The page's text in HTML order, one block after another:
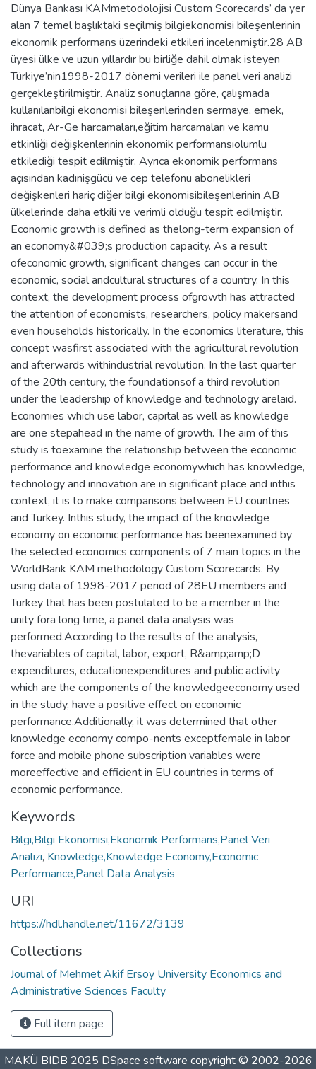
Dünya Bankası KAMmetodolojisi Custom Scorecards’ da yer
alan 7 temel başlıktaki seçilmiş bilgiekonomisi bileşenlerinin
ekonomik performans üzerindeki etkileri incelenmiştir.28 AB
üyesi ülke ve uzun yıllardır bu birliğe dahil olmak isteyen
Türkiye’nin1998-2017 dönemi verileri ile panel veri analizi
gerçekleştirilmiştir. Analiz sonuçlarına göre, çalışmada
kullanılanbilgi ekonomisi bileşenlerinden sermaye, emek,
ihracat, Ar-Ge harcamaları,eğitim harcamaları ve kamu
etkinliği değişkenlerinin ekonomik performansıolumlu
etkilediği tespit edilmiştir. Ayrıca ekonomik performans
açısından kadınişgücü ve cep telefonu abonelikleri
değişkenleri hariç diğer bilgi ekonomisibileşenlerinin AB
ülkelerinde daha etkili ve verimli olduğu tespit edilmiştir.
Economic growth is defined as thelong-term expansion of
an economy&#039;s production capacity. As a result
ofeconomic growth, significant changes can occur in the
economic, social andcultural structures of a country. In this
context, the development process ofgrowth has attracted
the attention of economists, researchers, policy makersand
even households historically. In the economics literature, this
concept wasfirst associated with the agricultural revolution
and afterwards withindustrial revolution. In the last quarter
of the 20th century, the foundationsof a third revolution
under the leadership of knowledge and technology arelaid.
Economies which use labor, capital as well as knowledge
are one stepahead in the name of growth. The aim of this
study is toexamine the relationship between the economic
performance and knowledge economywhich has knowledge,
technology and innovation are in significant place and inthis
context, it is to make comparisons between EU countries
and Turkey. Inthis study, the impact of the knowledge
economy on economic performance has beenexamined by
the selected economics components of 7 main topics in the
WorldBank KAM methodology Custom Scorecards. By
using data of 1998-2017 period of 28EU members and
Turkey that has been postulated to be a member in the
unity fora long time, a panel data analysis was
performed.According to the results of the analysis,
thevariables of capital, labor, export, R&amp;amp;D
expenditures, educationexpenditures and public activity
which are the components of the knowledgeeconomy used
in the study, have a positive effect on economic
performance.Additionally, it was determined that other
knowledge economy compo-nents exceptfemale in labor
force and mobile phone subscription variables were
moreeffective and efficient in EU countries in terms of
economic performance.
Keywords
Bilgi,Bilgi Ekonomisi,Ekonomik Performans,Panel Veri
Analizi, Knowledge,Knowledge Economy,Economic
Performance,Panel Data Analysis
URI
https://hdl.handle.net/11672/3139
Collections
Journal of Mehmet Akif Ersoy University Economics and
Administrative Sciences Faculty
Full item page
MAKÜ BIDB 2025 DSpace software copyright © 2002-2026